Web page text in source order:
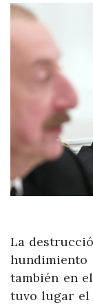
La
también en
tuvo lugar el